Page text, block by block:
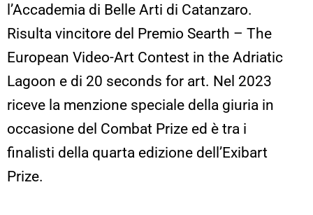
l’Accademia di Belle Arti di Catanzaro.
Risulta vincitore del Premio Searth – The
European Video-Art Contest in the Adriatic
Lagoon e di 20 seconds for art. Nel 2023
riceve la menzione speciale della giuria in
occasione del Combat Prize ed è tra i
finalisti della quarta edizione dell’Exibart
Prize.